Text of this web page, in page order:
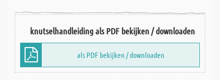
knutselhandleiding als PDF bekijken / downloaden
als PDF bekijken / downloaden